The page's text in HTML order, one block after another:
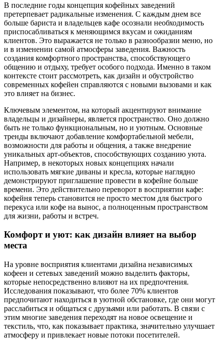
В последние годы концепция кофейных заведений
претерпевает радикальные изменения. С каждым днем все
больше бариста и владельцев кафе осознали необходимость
приспосабливаться к меняющимся вкусам и ожиданиям
клиентов. Это выражается не только в разнообразии меню, но
и в изменении самой атмосферы заведения. Важность
создания комфортного пространства, способствующего
общению и отдыху, требует особого подхода. Именно в таком
контексте стоит рассмотреть, как дизайн и обустройство
современных кофейен справляются с новыми вызовами и как
это влияет на бизнес.
Ключевым элементом, на который акцентируют внимание
владельцы и дизайнеры, является пространство. Оно должно
быть не только функциональным, но и уютным. Основные
тренды включают добавление комфортабельной мебели,
возможности для работы и общения, а также внедрение
уникальных арт-объектов, способствующих созданию уюта.
Например, в некоторых новых концепциях начали
использовать мягкие диваны и кресла, которые наглядно
демонстрируют приглашение провести в кофейне больше
времени. Это действительно переворот в восприятии кафе:
кофейня теперь становится не просто местом для быстрого
перекуса или кофе на вынос, а полноценным пространством
для жизни, работы и встреч.
Комфорт и уют: как дизайн влияет на выбор
места
На уровне восприятия клиентами дизайна независимых
кофеен и сетевых заведений можно выделить факторы,
которые непосредственно влияют на их предпочтения.
Исследования показывают, что более 70% клиентов
предпочитают находиться в уютной обстановке, где они могут
расслабиться и общаться с друзьями или работать. В связи с
этим многие заведения переходят на новое освещение и
текстиль, что, как показывает практика, значительно улучшает
атмосферу и привлекает новые потоки посетителей.